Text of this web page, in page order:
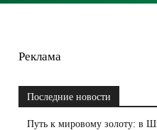
Реклама
Последние новости
Путь к мировому золоту: в